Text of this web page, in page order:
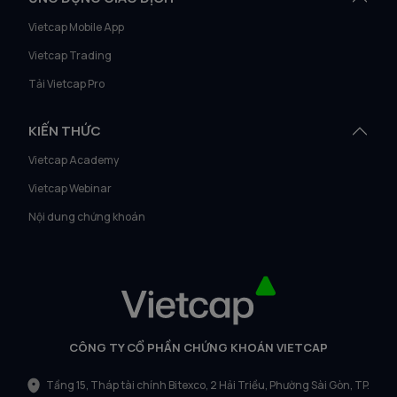
Vietcap Mobile App
Vietcap Trading
Tải Vietcap Pro
KIẾN THỨC
Vietcap Academy
Vietcap Webinar
Nội dung chứng khoán
CÔNG TY CỔ PHẦN CHỨNG KHOÁN VIETCAP
Tầng 15, Tháp tài chính Bitexco, 2 Hải Triều, Phường Sài Gòn, TP.